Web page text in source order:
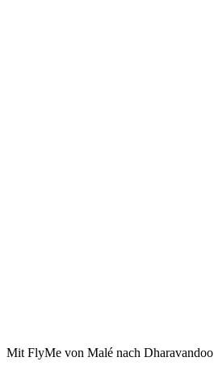
Mit FlyMe von Malé nach Dharavandoo